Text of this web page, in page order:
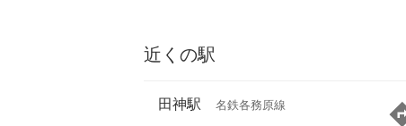
近くの駅
田神駅 名鉄各務原線